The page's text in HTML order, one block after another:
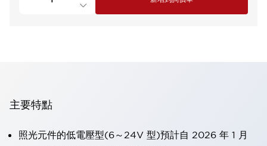
主要特點
照光元件的低電壓型(6～24V 型)預計自 2026 年 1 月